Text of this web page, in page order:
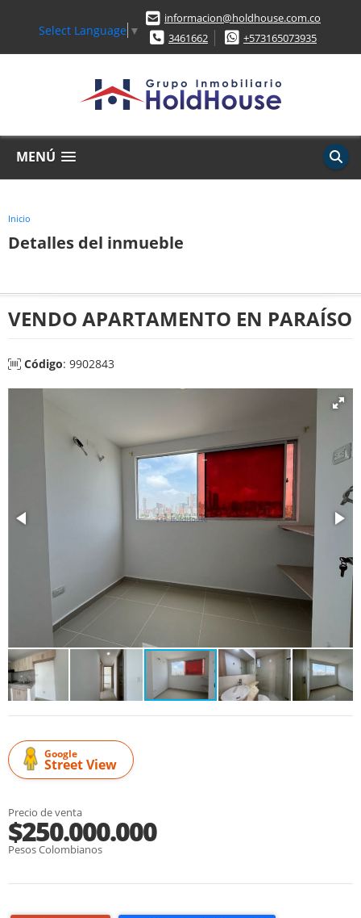
Select Language ▼
informacion@holdhouse.com.co
3461662
+573165073935
MENÚ
Inicio
Detalles del inmueble
VENDO APARTAMENTO EN PARAÍSO
Código: 9902843
Google
Street View
Precio de venta
$250.000.000
Pesos Colombianos